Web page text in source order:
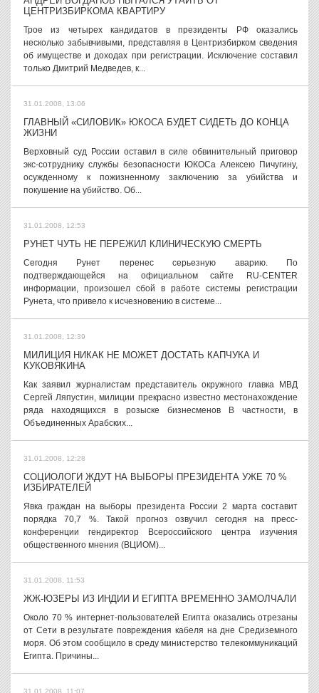
ЦЕНТРИЗБИРКОМА КВАРТИРУ
Трое из четырех кандидатов в президенты РФ оказались
несколько забывчивыми, представляя в Центризбирком сведения
об имуществе и доходах при регистрации. Исключение составил
только Дмитрий Медведев, к...
31.01.2008, 13:06
ГЛАВНЫЙ «СИЛОВИК» ЮКОСА БУДЕТ СИДЕТЬ ДО КОНЦА
ЖИЗНИ
Верховный суд России оставил в силе обвинительный приговор
экс-сотруднику службы безопасности ЮКОСа Алексею Пичугину,
осужденному к пожизненному заключению за убийства и
покушение на убийство. Об...
31.01.2008, 12:53
РУНЕТ ЧУТЬ НЕ ПЕРЕЖИЛ КЛИНИЧЕСКУЮ СМЕРТЬ
Сегодня Рунет перенес серьезную аварию. По
подтверждающейся на официальном сайте RU-CENTER
информации, произошел сбой в работе системы регистрации
Рунета, что привело к исчезновению в системе...
31.01.2008, 12:39
МИЛИЦИЯ НИКАК НЕ МОЖЕТ ДОСТАТЬ КАПЧУКА И
КУКОВЯКИНА
Как заявил журналистам представитель окружного главка МВД
Сергей Ляпустин, милиции прекрасно известно местонахождение
ряда находящихся в розыске бизнесменов В частности, в
Объединенных Арабских...
31.01.2008, 12:28
СОЦИОЛОГИ ЖДУТ НА ВЫБОРЫ ПРЕЗИДЕНТА УЖЕ 70 %
ИЗБИРАТЕЛЕЙ
Явка граждан на выборы президента России 2 марта составит
порядка 70,7 %. Такой прогноз озвучил сегодня на пресс-
конференции гендиректор Всероссийского центра изучения
общественного мнения (ВЦИОМ)...
31.01.2008, 11:53
ЖЖ-ЮЗЕРЫ ИЗ ИНДИИ И ЕГИПТА ВРЕМЕННО ЗАМОЛЧАЛИ
Около 70 % интернет-пользователей Египта оказались отрезаны
от Сети в результате повреждения кабеля на дне Средиземного
моря. Об этом сообщило в среду министерство телекоммуникаций
Египта. Причины...
31.01.2008, 11:07